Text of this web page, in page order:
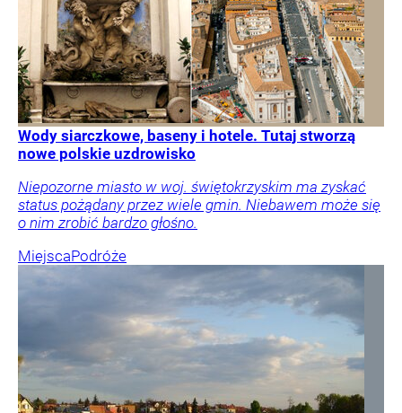
Wody siarczkowe, baseny i hotele. Tutaj stworzą
nowe polskie uzdrowisko
Niepozorne miasto w woj. świętokrzyskim ma zyskać
status pożądany przez wiele gmin. Niebawem może się
o nim zrobić bardzo głośno.
MiejscaPodróże